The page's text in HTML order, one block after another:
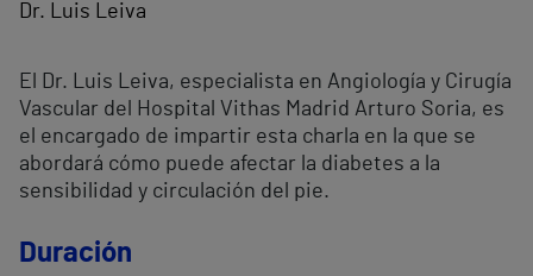
Dr. Luis Leiva
El Dr. Luis Leiva, especialista en Angiología y Cirugía
Vascular del Hospital Vithas Madrid Arturo Soria, es
el encargado de impartir esta charla en la que se
abordará cómo puede afectar la diabetes a la
sensibilidad y circulación del pie.
Duración